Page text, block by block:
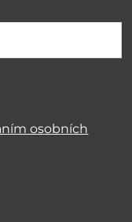
osobních